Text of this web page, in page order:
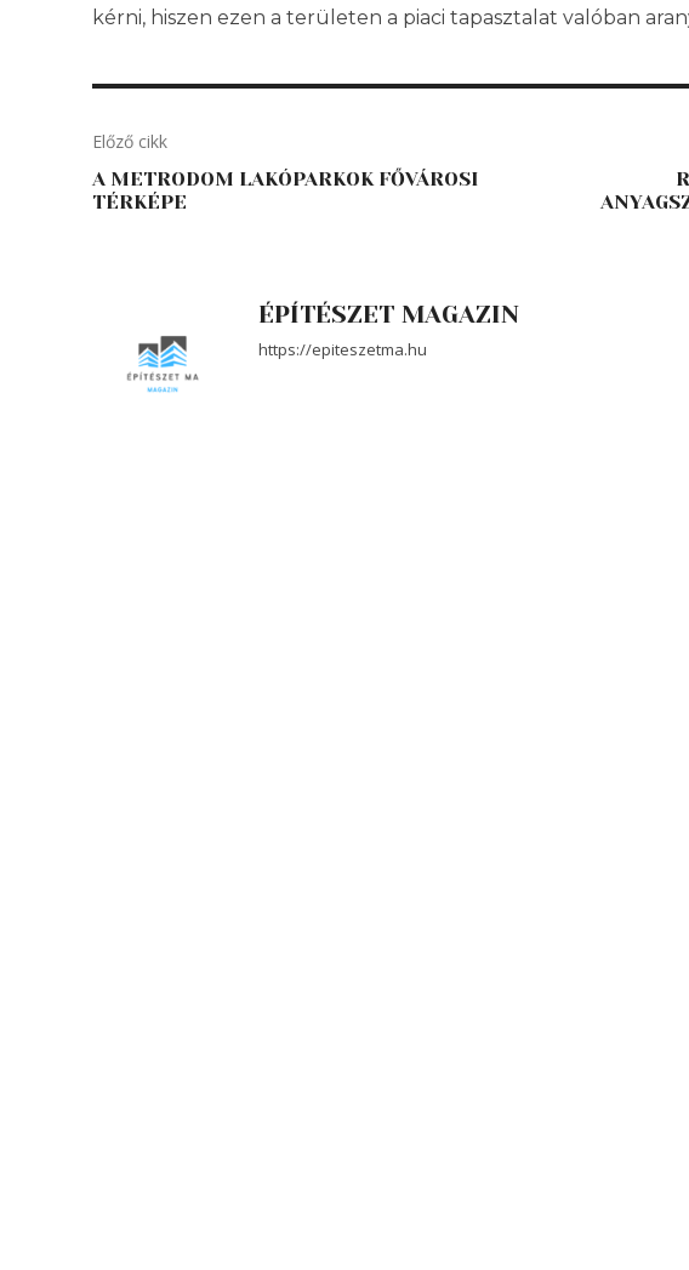
kérni, hiszen ezen a területen a piaci tapasztalat valóban
Előző cikk
A METRODOM LAKÓPARKOK FŐVÁROSI
TÉRKÉPE
ÉPÍTÉSZET MAGAZIN
https://epiteszetma.hu